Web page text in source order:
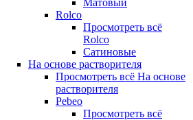
Матовый
Rolco
Просмотреть всё
Rolco
Сатиновые
На основе растворителя
Просмотреть всё На основе
растворителя
Pebeo
Просмотреть всё